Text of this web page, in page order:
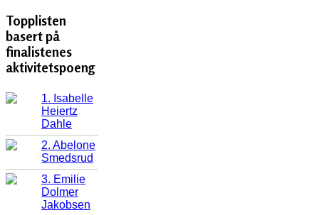
Topplisten
basert på
finalistenes
aktivitetspoeng
1. Isabelle
Heiertz
Dahle
2. Abelone
Smedsrud
3. Emilie
Dolmer
Jakobsen